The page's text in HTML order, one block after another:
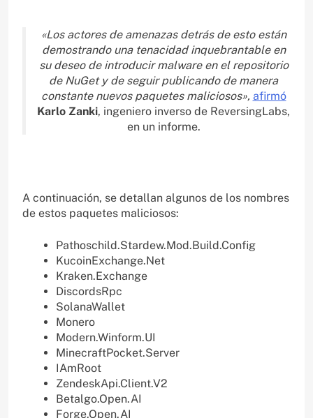
«Los actores de amenazas detrás de esto están
demostrando una tenacidad inquebrantable en
su deseo de introducir malware en el repositorio
de NuGet y de seguir publicando de manera
constante nuevos paquetes maliciosos», afirmó
Karlo Zanki, ingeniero inverso de ReversingLabs,
en un informe.
A continuación, se detallan algunos de los nombres
de estos paquetes maliciosos:
Pathoschild.Stardew.Mod.Build.Config
KucoinExchange.Net
Kraken.Exchange
DiscordsRpc
SolanaWallet
Monero
Modern.Winform.UI
MinecraftPocket.Server
IAmRoot
ZendeskApi.Client.V2
Betalgo.Open.AI
Forge.Open.AI